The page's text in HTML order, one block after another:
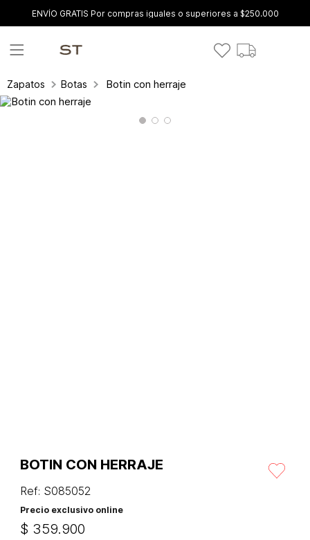
ENVÍO GRATIS Por compras iguales o superiores a $250.000
Zapatos Botas Botin con herraje
BOTIN CON HERRAJE
Ref: S085052
Precio exclusivo online
$ 359.900